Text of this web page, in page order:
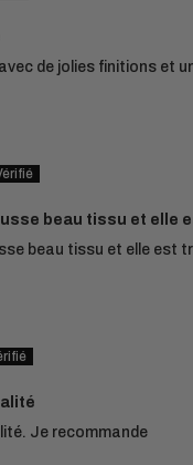
de jolies finitions et
beau tissu et elle
beau tissu et elle est
Je recommande